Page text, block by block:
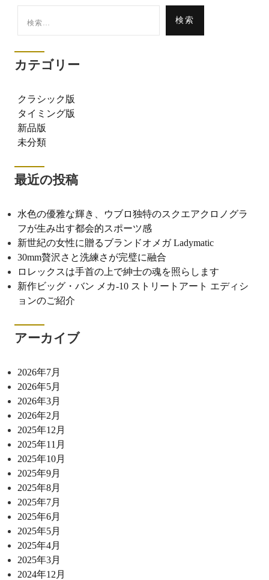
索:
カテゴリー
クラシック版
タイミング版
新品版
未分類
最近の投稿
水色の優雅な輝き、ウブロ独特のスクエアクロノグラ
フが生み出す都会的スポーツ感
新世紀の女性に贈るブランドオメガ Ladymatic
30mm贅沢さと洗練さが完璧に融合
ロレックスは手首の上で紳士の魂を照らします
新作ビッグ・バン メカ-10 ストリートアート エディシ
ョンのご紹介
アーカイブ
2026年7月
2026年5月
2026年3月
2026年2月
2025年12月
2025年11月
2025年10月
2025年9月
2025年8月
2025年7月
2025年6月
2025年5月
2025年4月
2025年3月
2024年12月